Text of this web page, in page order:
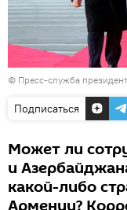
© Пресс-служба
Подписаться
Может ли
и
какой-либо